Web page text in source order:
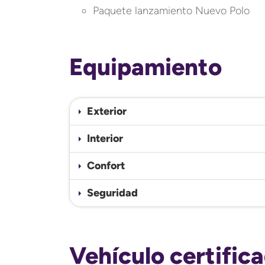
Paquete lanzamiento Nuevo Polo
Equipamiento
Exterior
Interior
Confort
Seguridad
Vehículo